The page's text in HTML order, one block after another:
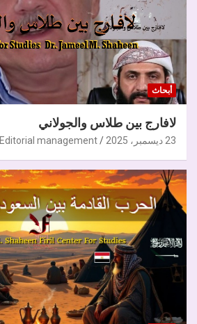
أبحاث
لافارج بين طلاس والجولاني
23 ديسمبر، 2025 Editorial management